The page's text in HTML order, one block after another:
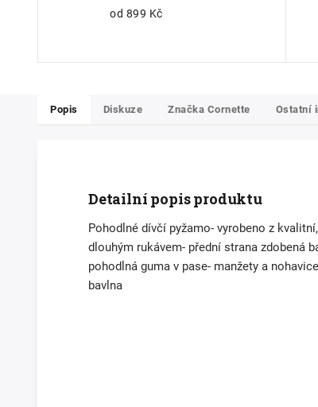
od 899 Kč
Popis Diskuze Značka Cornette Ostatní
Detailní popis produktu
Pohodlné dívčí pyžamo- vyrobeno z
dlouhým rukávem- přední strana zdobená
pohodlná guma v pase- manžety a
bavlna